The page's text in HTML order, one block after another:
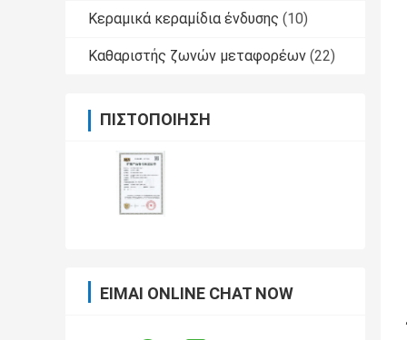
Κεραμικά κεραμίδια ένδυσης (10)
Καθαριστής ζωνών μεταφορέων (22)
ΠΙΣΤΟΠΟΊΗΣΗ
ΕΊΜΑΙ ONLINE CHAT NOW